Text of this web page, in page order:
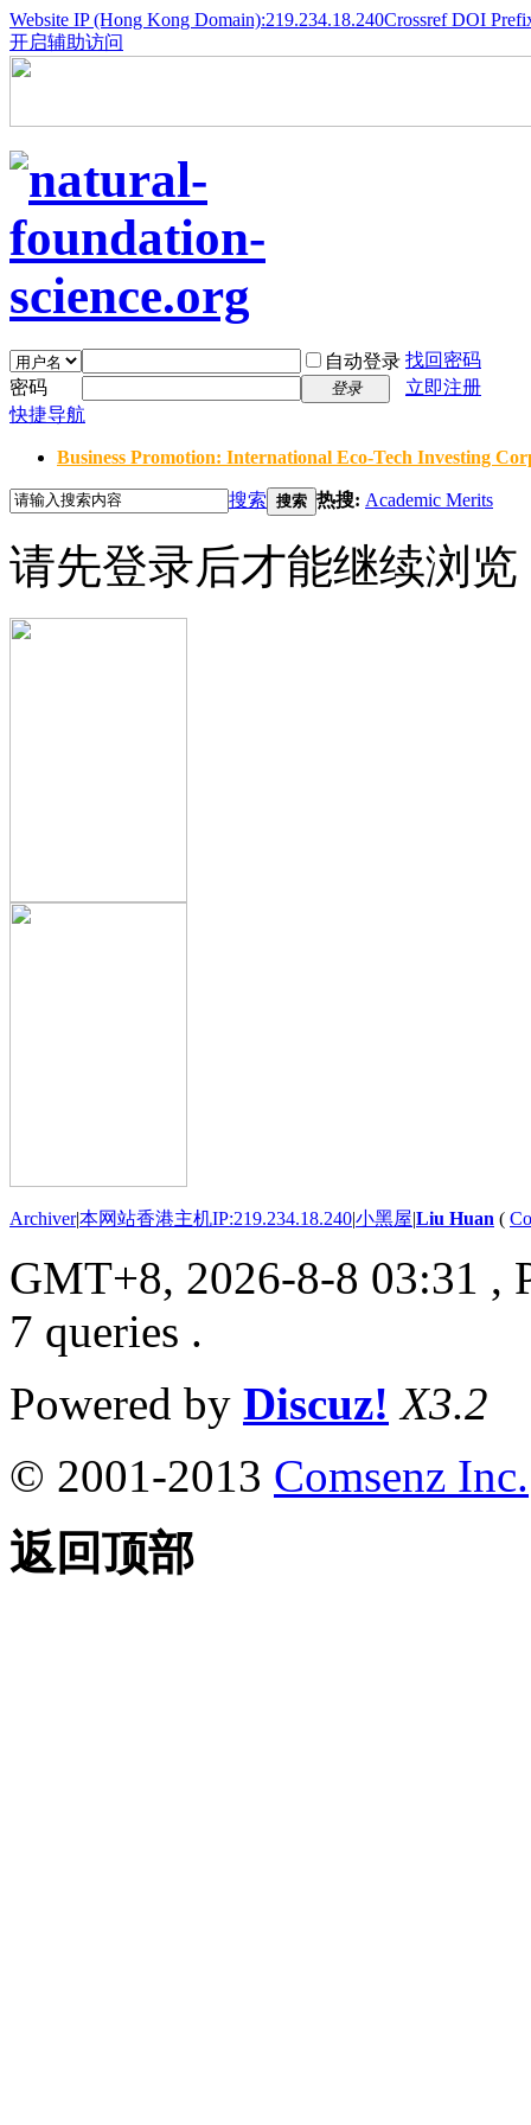
Website IP (Hong Kong Domain):219.234.18.240Crossref DOI
开启辅助访问
自动登录 找回密码
密码
登录
立即注册
快捷导航
Business Promotion: International Eco-Tech Investing
搜索 搜索 热搜: Academic Merits
请先登录后才能继续浏览
Archiver|本网站香港主机IP:219.234.18.240|小黑屋|Liu Huan (
GMT+8, 2026-8-8 03:31 ,
7 queries .
Powered by Discuz! X3.2
© 2001-2013 Comsenz Inc.
返回顶部